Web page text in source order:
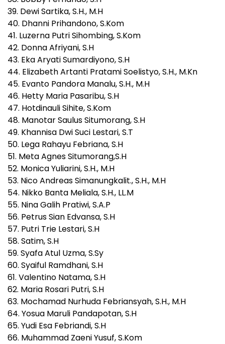
39. Dewi Sartika, S.H., M.H
40. Dhanni Prihandono, S.Kom
41. Luzerna Putri Sihombing, S.Kom
42. Donna Afriyani, S.H
43. Eka Aryati Sumardiyono, S.H
44. Elizabeth Artanti Pratami Soelistyo, S.H., M.Kn
45. Evanto Pandora Manalu, S.H., M.H
46. Hetty Maria Pasaribu, S.H
47. Hotdinauli Sihite, S.Kom
48. Manotar Saulus Situmorang, S.H
49. Khannisa Dwi Suci Lestari, S.T
50. Lega Rahayu Febriana, S.H
51. Meta Agnes Situmorang,S.H
52. Monica Yuliarini, S.H., M.H
53. Nico Andreas Simanungkalit., S.H., M.H
54. Nikko Banta Meliala, S.H., LL.M
55. Nina Galih Pratiwi, S.A.P
56. Petrus Sian Edvansa, S.H
57. Putri Trie Lestari, S.H
58. Satim, S.H
59. Syafa Atul Uzma, S.Sy
60. Syaiful Ramdhani, S.H
61. Valentino Natama, S.H
62. Maria Rosari Putri, S.H
63. Mochamad Nurhuda Febriansyah, S.H., M.H
64. Yosua Maruli Pandapotan, S.H
65. Yudi Esa Febriandi, S.H
66. Muhammad Zaeni Yusuf, S.Kom